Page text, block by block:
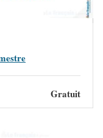
Gratuit